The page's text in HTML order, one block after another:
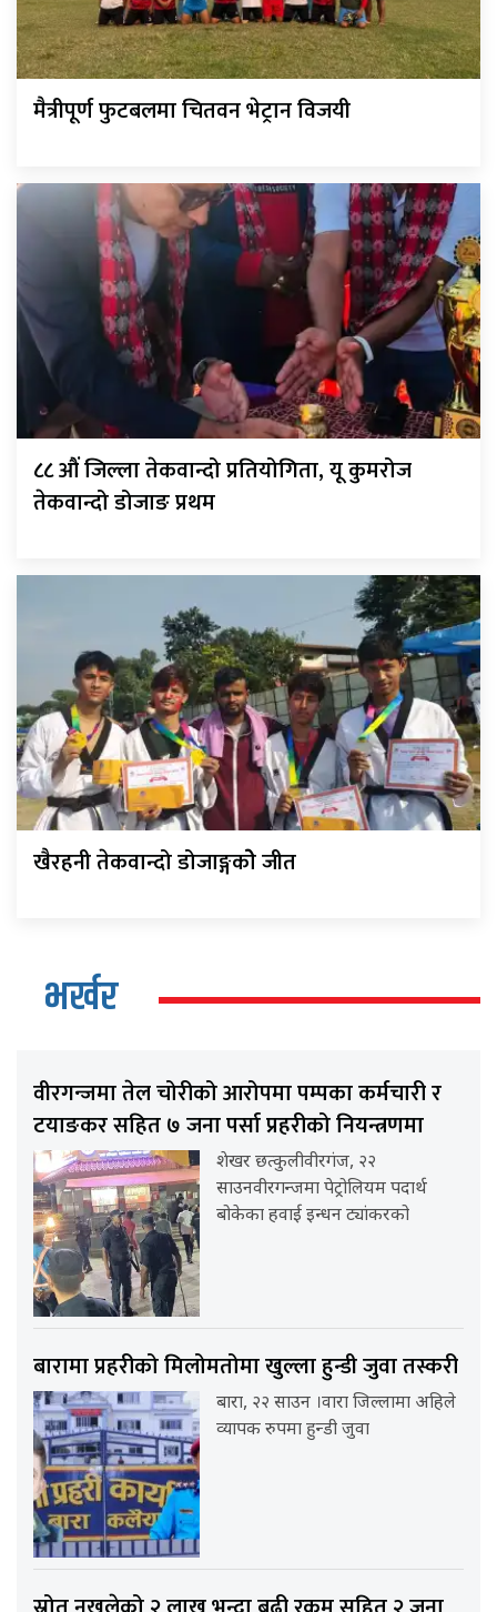
मैत्रीपूर्ण फुटबलमा चितवन भेट्रान विजयी
८८ औं जिल्ला तेकवान्दो प्रतियोगिता, यू कुमरोज
तेकवान्दो डोजाङ प्रथम
खैरहनी तेकवान्दो डोजाङ्गकोे जीत
भर्खर
वीरगन्जमा तेल चोरीको आरोपमा पम्पका कर्मचारी र
टयाङकर सहित ७ जना पर्सा प्रहरीको नियन्त्रणमा
शेखर छत्कुलीवीरगंज, २२
साउनवीरगन्जमा पेट्रोलियम पदार्थ
बोकेका हवाई इन्धन ट्यांकरको
बारामा प्रहरीको मिलोमतोमा खुल्ला हुन्डी जुवा तस्करी
बारा, २२ साउन ।वारा जिल्लामा अहिले
व्यापक रुपमा हुन्डी जुवा